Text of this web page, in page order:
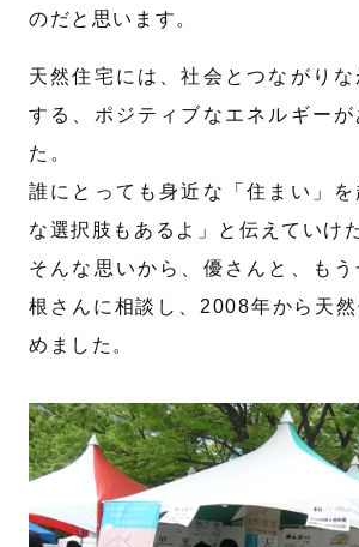
のだと思います。
天然住宅には、社会とつながり
する、ポジティブなエネルギーが
た。
誰にとっても身近な「住まい」
な選択肢もあるよ」と伝えていけ
そんな思いから、優さんと、も
根さんに相談し、2008年から天
めました。